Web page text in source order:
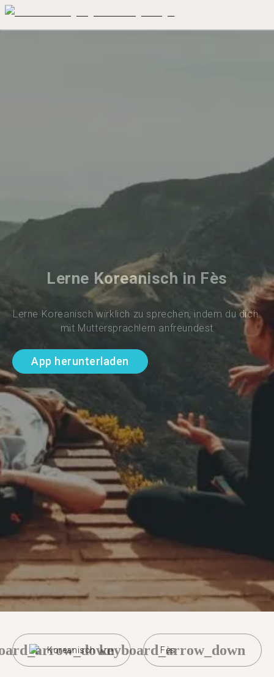
Lerne Koreanisch in Fès
Lerne Koreanisch wirklich zu sprechen, indem du dich
mit Muttersprachlern anfreundest
App herunterladen
Koreanisch Fès
keyboard_arrow_down